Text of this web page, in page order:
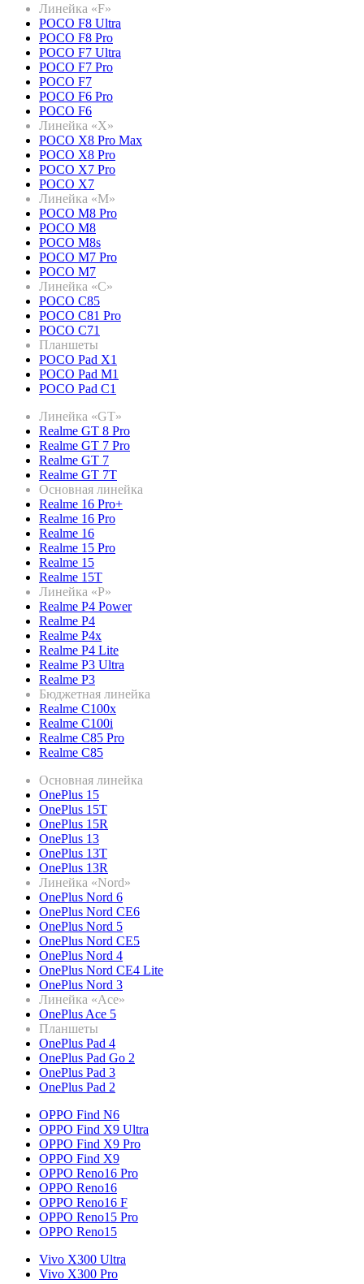
Линейка «F»
POCO F8 Ultra
POCO F8 Pro
POCO F7 Ultra
POCO F7 Pro
POCO F7
POCO F6 Pro
POCO F6
Линейка «X»
POCO X8 Pro Max
POCO X8 Pro
POCO X7 Pro
POCO X7
Линейка «M»
POCO M8 Pro
POCO M8
POCO M8s
POCO M7 Pro
POCO M7
Линейка «C»
POCO C85
POCO C81 Pro
POCO C71
Планшеты
POCO Pad X1
POCO Pad M1
POCO Pad C1
Линейка «GT»
Realme GT 8 Pro
Realme GT 7 Pro
Realme GT 7
Realme GT 7T
Основная линейка
Realme 16 Pro+
Realme 16 Pro
Realme 16
Realme 15 Pro
Realme 15
Realme 15T
Линейка «P»
Realme P4 Power
Realme P4
Realme P4x
Realme P4 Lite
Realme P3 Ultra
Realme P3
Бюджетная линейка
Realme C100x
Realme C100i
Realme C85 Pro
Realme C85
Основная линейка
OnePlus 15
OnePlus 15T
OnePlus 15R
OnePlus 13
OnePlus 13T
OnePlus 13R
Линейка «Nord»
OnePlus Nord 6
OnePlus Nord CE6
OnePlus Nord 5
OnePlus Nord CE5
OnePlus Nord 4
OnePlus Nord CE4 Lite
OnePlus Nord 3
Линейка «Ace»
OnePlus Ace 5
Планшеты
OnePlus Pad 4
OnePlus Pad Go 2
OnePlus Pad 3
OnePlus Pad 2
OPPO Find N6
OPPO Find X9 Ultra
OPPO Find X9 Pro
OPPO Find X9
OPPO Reno16 Pro
OPPO Reno16
OPPO Reno16 F
OPPO Reno15 Pro
OPPO Reno15
Vivo X300 Ultra
Vivo X300 Pro